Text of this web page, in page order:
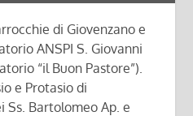
di Giovenzano e
ANSPI S. Giovanni
“il Buon Pastore”).
e Protasio di
Ss. Bartolomeo Ap. e